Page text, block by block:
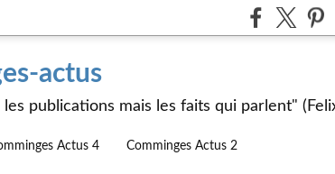
actus
publications mais les faits qui parlent"
Actus 4 Comminges Actus 2